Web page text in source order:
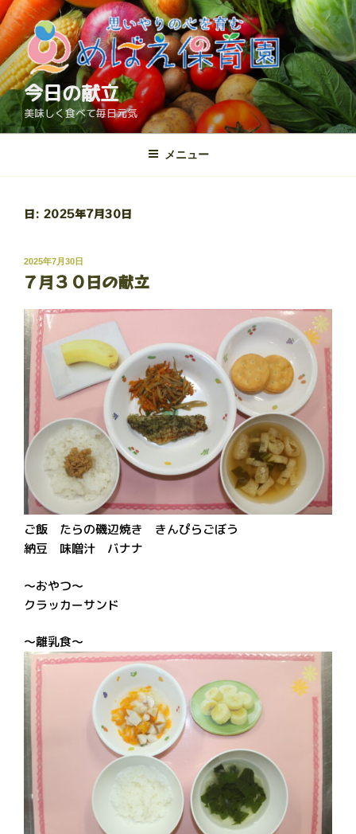
コ
ン
テ
ン
ツ
ス
プ
今日の献立
美味しく食べて毎日元気
メニュー
日: 2025年7月30日
投
稿
日:
2025年7月30日
７月３０日の献立
ご飯 たらの磯辺焼き きんぴらごぼう
納豆 味噌汁 バナナ
～おやつ～
クラッカーサンド
～離乳食～